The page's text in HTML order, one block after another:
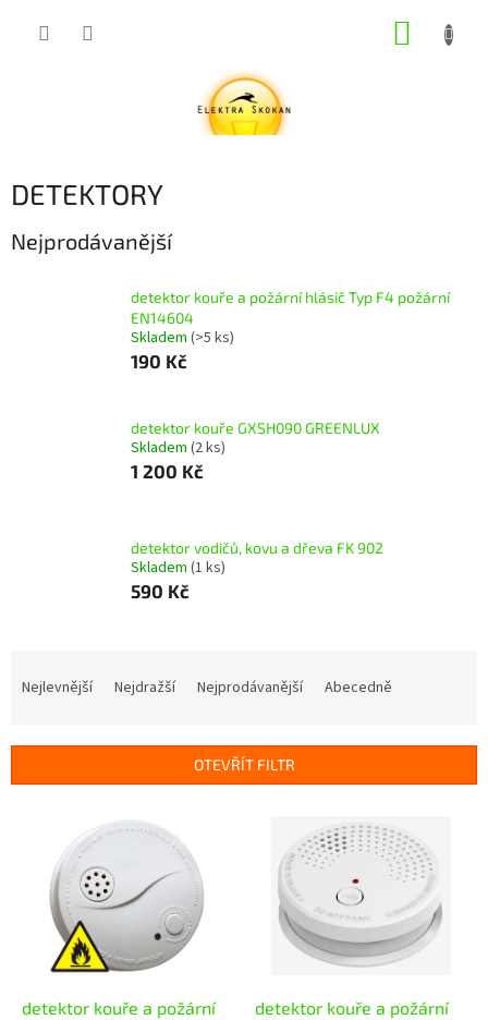
DETEKTORY
Nejprodávanější
detektor kouře a požární hlásič Typ F4 požární
EN14604
Skladem (>5 ks)
190 Kč
detektor kouře GXSH090 GREENLUX
Skladem (2 ks)
1 200 Kč
detektor vodičů, kovu a dřeva FK 902
Skladem (1 ks)
590 Kč
í
Nejlevnější Nejdražší Nejprodávanější Abecedně
OTEVŘÍT FILTR
detektor kouře a požární
detektor kouře a požární